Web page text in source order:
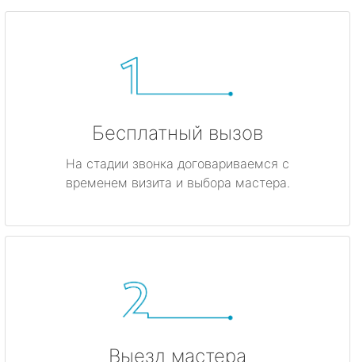
Бесплатный вызов
На стадии звонка договариваемся с
временем визита и выбора мастера.
Выезд мастера